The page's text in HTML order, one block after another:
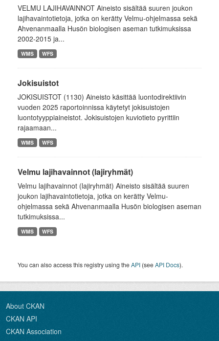
VELMU LAJIHAVAINNOT Aineisto sisältää suuren joukon
lajihavaintotietoja, jotka on kerätty Velmu-ohjelmassa sekä
Ahvenanmaalla Husön biologisen aseman tutkimuksissa
2002-2015 ja...
WMS WFS
Jokisuistot
JOKISUISTOT (1130) Aineisto käsittää luontodirektiivin
vuoden 2025 raportoinnissa käytetyt jokisuistojen
luontotyyppiaineistot. Jokisuistojen kuviotieto pyrittiin
rajaamaan...
WMS WFS
Velmu lajihavainnot (lajiryhmät)
Velmu lajihavainnot (lajiryhmät) Aineisto sisältää suuren
joukon lajihavaintotietoja, jotka on kerätty Velmu-
ohjelmassa sekä Ahvenanmaalla Husön biologisen aseman
tutkimuksissa...
WMS WFS
You can also access this registry using theAPI (seeAPI Docs).
About CKAN
CKAN API
CKAN Association